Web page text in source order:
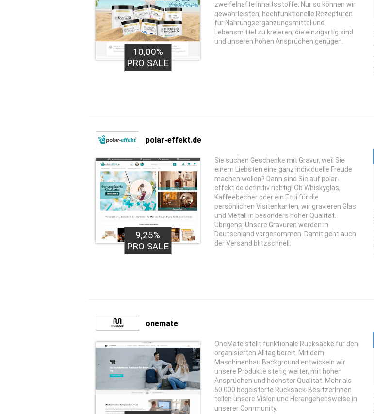
10,00%
PRO SALE
zweifelhafte Inhaltsstoffe. Nur so können wir
gewährleisten, hochfunktionelle Rezepturen
für Nahrungsergänzungsmittel und
Lebensmittel zu kreieren, die einzigartig sind
und unseren hohen Ansprüchen genügen.
polar-effekt.de
9,25%
PRO SALE
Sie suchen Geschenke mit Gravur, weil Sie
einem Liebsten eine ganz individuelle Freude
machen wollen? Dann sind Sie auf polar-
effekt.de definitiv richtig! Ob Whiskyglas,
Kaffeebecher oder ein Etui für die
persönlichen Visitenkarten, wir gravieren Glas
und Metall in besonders hoher Qualität.
Übrigens: Unsere Gravuren werden in
Deutschland vorgenommen. Damit geht auch
der Versand blitzschnell.
onemate
OneMate stellt funktionale Rucksäcke für den
organisierten Alltag bereit. Mit dem
Maschinenbau Background entwickeln wir
unsere Produkte stetig weiter, mit hohen
Ansprüchen und höchster Qualität. Mehr als
50.000 begeisterte Rucksack-BesitzerInnen
teilen unsere Vision und Herangehensweise in
unserer Community.